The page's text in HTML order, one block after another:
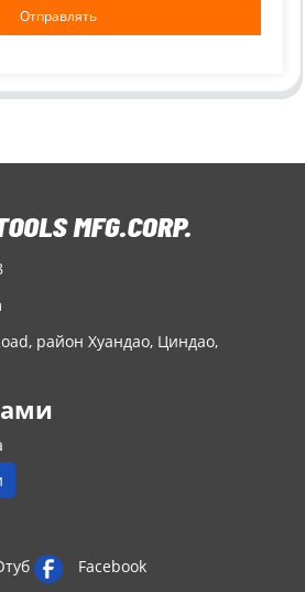
Отправлять
район Хуандао, Циндао,
Facebook